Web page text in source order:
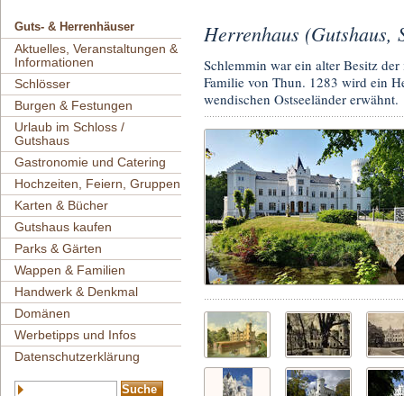
Guts- & Herrenhäuser
Aktuelles, Veranstaltungen &
Informationen
Schlösser
Burgen & Festungen
Urlaub im Schloss /
Gutshaus
Gastronomie und Catering
Hochzeiten, Feiern, Gruppen
Karten & Bücher
Gutshaus kaufen
Parks & Gärten
Wappen & Familien
Handwerk & Denkmal
Domänen
Werbetipps und Infos
Datenschutzerklärung
Herrenhaus (Gutshaus,
Schlemmin war ein alter Besitz
Familie von Thun. 1283 wird ein
wendischen Ostseeländer erwähnt.